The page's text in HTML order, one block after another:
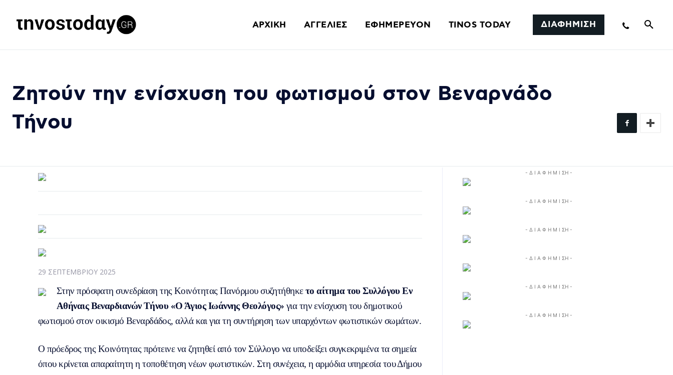
ΑΡΧΙΚΗ ΑΓΓΕΛΙΕΣ ΕΦΗΜΕΡΕΥΟΝ TINOS TODAY ΔΙΑΦΗΜΙΣΗ
Ζητούν την ενίσχυση του φωτισμού στον Βεναρνάδο
Τήνου
29 ΣΕΠΤΕΜΒΡΊΟΥ 2025
Στην πρόσφατη συνεδρίαση της Κοινότητας Πανόρμου συζητήθηκετο αίτημα του Συλλόγου Εν
Αθήναις Βεναρδιανών Τήνου «Ο Άγιος Ιωάννης Θεολόγος» για την ενίσχυση του δημοτικού
φωτισμού στον οικισμό Βεναρδάδος, αλλά και για τη συντήρηση των υπαρχόντων φωτιστικών σωμάτων.
Ο πρόεδρος της Κοινότητας πρότεινε να ζητηθεί από τον Σύλλογο να υποδείξει συγκεκριμένα τα σημεία
όπου κρίνεται απαραίτητη η τοποθέτηση νέων φωτιστικών. Στη συνέχεια, η αρμόδια υπηρεσία του Δήμου
- Δ Ι Α Φ Η Μ Ι ΣΗ -
- Δ Ι Α Φ Η Μ Ι ΣΗ -
- Δ Ι Α Φ Η Μ Ι ΣΗ -
- Δ Ι Α Φ Η Μ Ι ΣΗ -
- Δ Ι Α Φ Η Μ Ι ΣΗ -
- Δ Ι Α Φ Η Μ Ι ΣΗ -